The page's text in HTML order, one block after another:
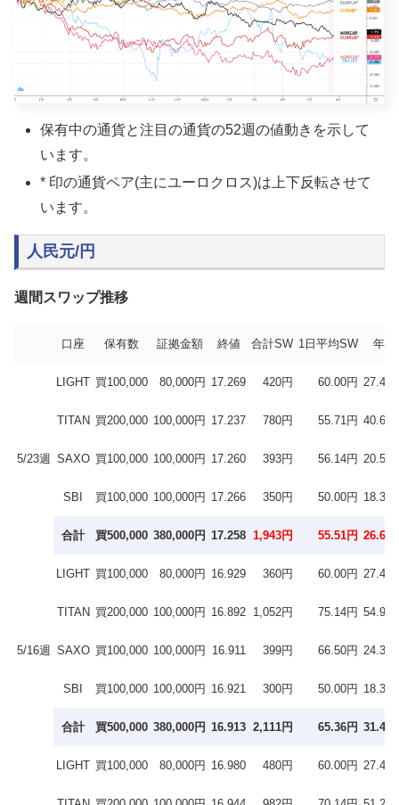
保有中の通貨と注目の通貨の52週の値動きを示して
います。
* 印の通貨ペア(主にユーロクロス)は上下反転させて
います。
人民元/円
週間スワップ推移
口座 保有数 証拠金額 終値 合計SW 1日平均SW 年率
5/23週
LIGHT 買100,000 80,000円 17.269 420円 60.00円 27.4
TITAN 買200,000 100,000円 17.237 780円 55.71円 40.6
SAXO 買100,000 100,000円 17.260 393円 56.14円 20.5
SBI 買100,000 100,000円 17.266 350円 50.00円 18.3
合計 買500,000 380,000円 17.258 1,943円 55.51円 26.6
5/16週
LIGHT 買100,000 80,000円 16.929 360円 60.00円 27.4
TITAN 買200,000 100,000円 16.892 1,052円 75.14円 54.9
SAXO 買100,000 100,000円 16.911 399円 66.50円 24.3
SBI 買100,000 100,000円 16.921 300円 50.00円 18.3
合計 買500,000 380,000円 16.913 2,111円 65.36円 31.4
LIGHT 買100,000 80,000円 16.980 480円 60.00円 27.4